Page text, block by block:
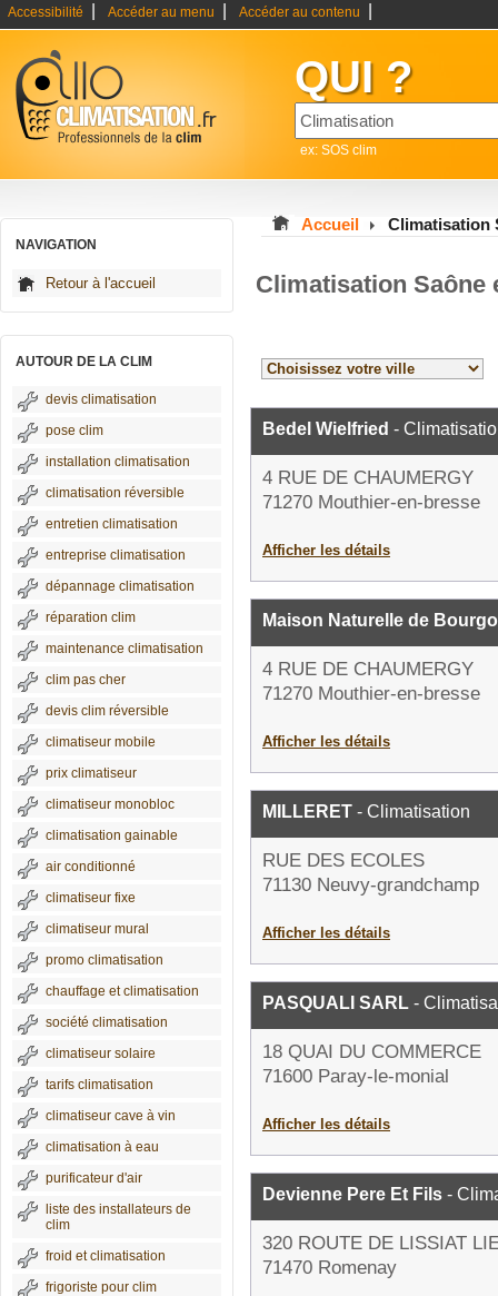
Accessibilité Accéder au menu Accéder au contenu
QUI ?
ex: SOS clim
NAVIGATION
Retour à l'accueil
AUTOUR DE LA CLIM
devis climatisation
pose clim
installation climatisation
climatisation réversible
entretien climatisation
entreprise climatisation
dépannage climatisation
réparation clim
maintenance climatisation
clim pas cher
devis clim réversible
climatiseur mobile
prix climatiseur
climatiseur monobloc
climatisation gainable
air conditionné
climatiseur fixe
climatiseur mural
promo climatisation
chauffage et climatisation
société climatisation
climatiseur solaire
tarifs climatisation
climatiseur cave à vin
climatisation à eau
purificateur d'air
liste des installateurs de
clim
froid et climatisation
frigoriste pour clim
Accueil Climatisation
Climatisation Saône
Bedel Wielfried -
4 RUE DE CHAUMERGY
71270 Mouthier-en-bresse
Afficher les détails
Maison Naturelle de
4 RUE DE CHAUMERGY
71270 Mouthier-en-bresse
Afficher les détails
MILLERET - Climatisation
RUE DES ECOLES
71130 Neuvy-grandchamp
Afficher les détails
PASQUALI SARL -
18 QUAI DU COMMERCE
71600 Paray-le-monial
Afficher les détails
Devienne Pere Et Fils -
320 ROUTE DE LISSIAT
71470 Romenay